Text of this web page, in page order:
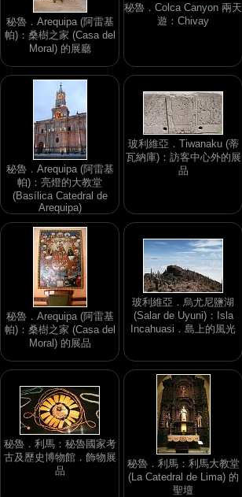
秘魯．Arequipa (阿雷基
帕)：桑樹之家 (Casa del
Moral) 的展廳
秘魯．Colca Canyon 兩天
遊：Chivay
秘魯．Arequipa (阿雷基
帕)：亮燈的大教堂
(Basílica Catedral de
Arequipa)
玻利維亞．Tiwanaku (蒂
瓦納庫)：訪客中心外的展
品
秘魯．Arequipa (阿雷基
帕)：桑樹之家 (Casa del
Moral) 的展品
玻利維亞．烏尤尼鹽湖
(Salar de Uyuni)：Isla
Incahuasi．島上的風光
秘魯．利馬：秘魯國家考
古及歷史博物館．飾物展
品
秘魯．利馬：利馬大教堂
(La Catedral de Lima) 的
聖壇